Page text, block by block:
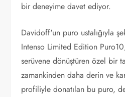
bir deneyime davet ediyor.
Davidoff'un puro ustalığıyla
Intenso Limited Edition
serüvene dönüştüren özel bir
zamankinden daha derin ve
profiliyle donatılan bu puro,